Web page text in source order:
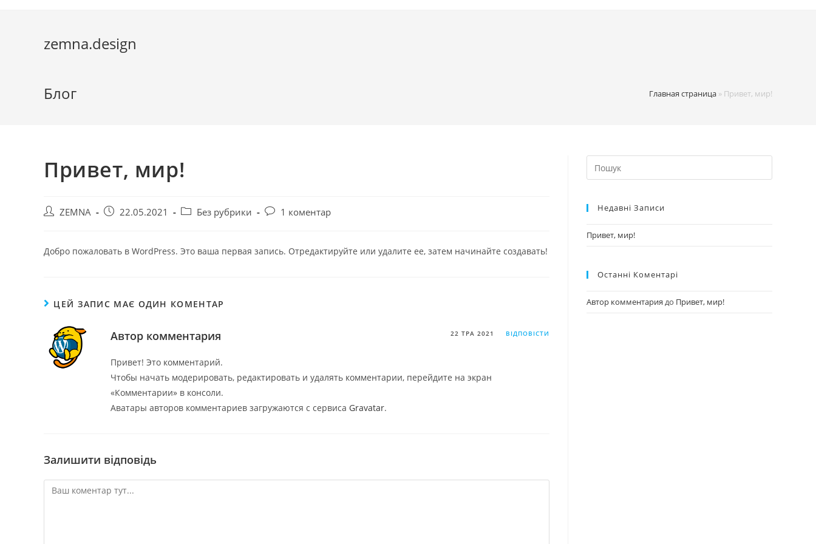
zemna.design
Блог Главная страница » Привет, мир!
Привет, мир!
ZEMNA 22.05.2021 Без рубрики 1 коментар
Добро пожаловать в WordPress. Это ваша первая запись. Отредактируйте или удалите ее, затем начинайте создавать!
ЦЕЙ ЗАПИС МАЄ ОДИН КОМЕНТАР
Автор комментария 22 ТРА 2021 ВІДПОВІСТИ
Привет! Это комментарий.
Чтобы начать модерировать, редактировать и удалять комментарии, перейдите на экран
«Комментарии» в консоли.
Аватары авторов комментариев загружаются с сервиса Gravatar.
Залишити відповідь
Недавні Записи
Привет, мир!
Останні Коментарі
Автор комментария до Привет, мир!